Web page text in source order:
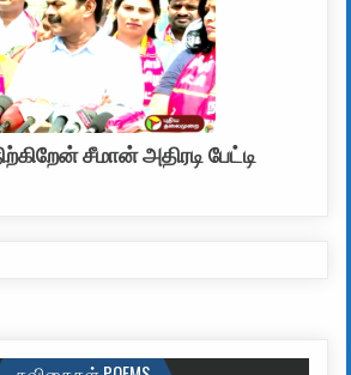
சீமான் அதிரடி பேட்டி